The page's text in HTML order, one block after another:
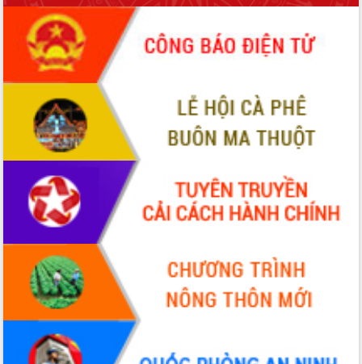
Phát động chiến dịch 30 ngày đêm
giải phóng mặt bằng Tuyến đường bộ
ven biển
Đắk Lắk nỗ lực thúc đẩy tăng trưởng
kinh tế từ 10% trở lên trong Quý
Đắk Lắk ký kết thỏa thuận hợp tác về
chuyển đổi số giai đoạn 2026 – 2030
với Tập đoàn Bưu chính Viễn thông
Việt Nam
Thứ trưởng Bộ Y tế làm việc với tỉnh
Đắk Lắk về phát triển nhân lực y tế
cho trạm y tế cấp xã
Du lịch Đắk Lắk nâng tầm trải nghiệm
du khách thông qua Hệ thống cơ sở dữ
liệu và Bản đồ số
Tập huấn ứng dụng trí tuệ nhân tạo (AI)
trong thương mại điện tử năm 2026
Đoàn đại biểu Quốc hội tỉnh Đắk Lắk
trao đổi thông tin trước Kỳ họp thứ
nhất, Quốc hội khóa XVI